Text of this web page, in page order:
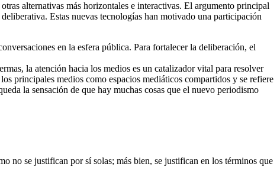
alternativas más horizontales e interactivas. El argumento principal
Estas nuevas tecnologías han motivado una participación
en la esfera pública. Para fortalecer la deliberación, el
la atención hacia los medios es un catalizador vital para resolver
principales medios como espacios mediáticos compartidos y se refiere
la sensación de que hay muchas cosas que el nuevo periodismo
no se justifican por sí solas; más bien, se justifican en los términos que